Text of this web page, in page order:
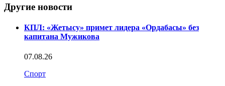
Другие новости
КПЛ: «Жетысу» примет лидера «Ордабасы» без
капитана Мужикова
07.08.26
Спорт